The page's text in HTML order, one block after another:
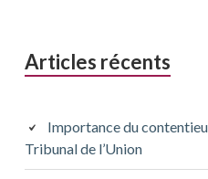
Articles récents
Importance du
Tribunal de l’Union